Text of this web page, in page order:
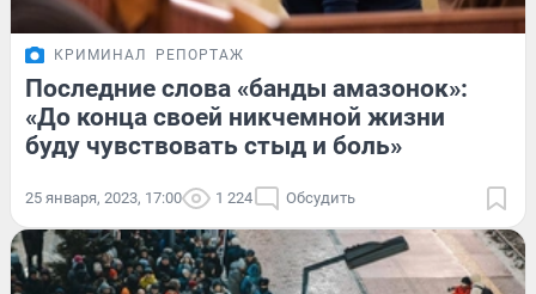
КРИМИНАЛ РЕПОРТАЖ
Последние слова «банды амазонок»:
«До конца своей никчемной жизни
буду чувствовать стыд и боль»
25 января, 2023, 17:00 1 224 Обсудить